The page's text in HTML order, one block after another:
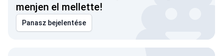
menjen el mellette!
Panasz bejelentése